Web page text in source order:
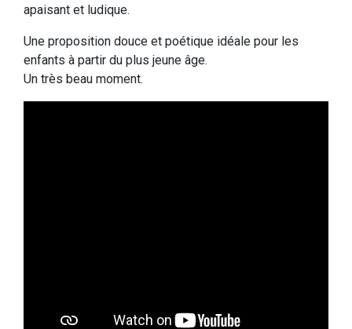
apaisant et ludique.
Une proposition douce et poétique idéale pour les
enfants à partir du plus jeune âge.
Un très beau moment.